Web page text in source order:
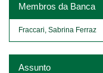
Membros da Banca
Fraccari, Sabrina Ferraz
Assunto